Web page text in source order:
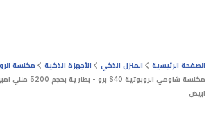
الصفحة الرئيسية المنزل الذكي الأجهزة الذكية
مكنسة
ابيض